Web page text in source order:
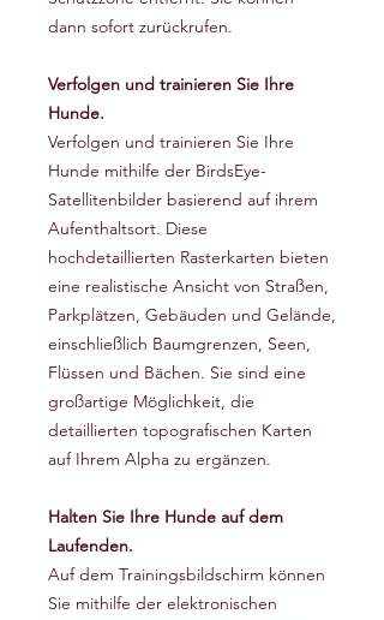
dann sofort zurückrufen.
Verfolgen und trainieren Sie Ihre
Hunde.
Verfolgen und trainieren Sie Ihre
Hunde mithilfe der BirdsEye-
Satellitenbilder basierend auf ihrem
Aufenthaltsort. Diese
hochdetaillierten Rasterkarten bieten
eine realistische Ansicht von Straßen,
Parkplätzen, Gebäuden und Gelände,
einschließlich Baumgrenzen, Seen,
Flüssen und Bächen. Sie sind eine
großartige Möglichkeit, die
detaillierten topografischen Karten
auf Ihrem Alpha zu ergänzen.
Halten Sie Ihre Hunde auf dem
Laufenden.
Auf dem Trainingsbildschirm können
Sie mithilfe der elektronischen